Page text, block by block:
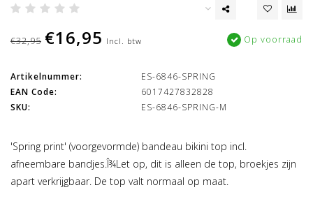
€32,95 €16,95 Incl. btw Op voorraad
Artikelnummer:
ES-6846-SPRING
EAN Code:
6017427832828
SKU:
ES-6846-SPRING-M
'Spring print' (voorgevormde) bandeau bikini top incl.
afneembare bandjes.Î¾Let op, dit is alleen de top, broekjes zijn
apart verkrijgbaar. De top valt normaal op maat.